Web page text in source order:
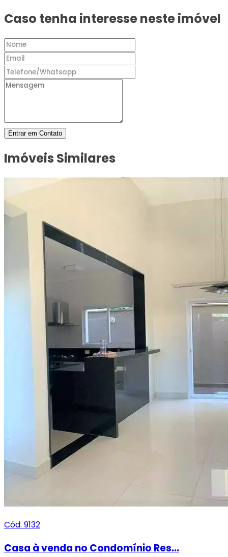
Caso tenha interesse neste imóvel
Entrar em Contato
Imóveis Similares
Cód. 9132
Casa à venda no Condomínio Res...